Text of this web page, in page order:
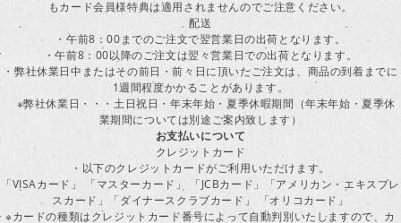
もカード会員様特典は適用されませんのでご注意ください。
配送
・午前8：00までのご注文で翌営業日の出荷となります。
・午前8：00以降のご注文は翌々営業日での出荷となります。
・弊社休業日中またはその前日・前々日に頂いたご注文は、商品の到着までに
1週間程度かかることがあります。
※弊社休業日・・・土日祝日・年末年始・夏季休暇期間（年末年始・夏季休
業期間については別途ご案内致します）
お支払いについて
クレジットカード
・以下のクレジットカードがご利用いただけます。
「VISAカード」 「マスターカード」 「JCBカード」「アメリカン・エキスプレ
スカード」「ダイナースクラブカード」 「オリコカード」
※カードの種類はクレジットカード番号によって自動判別いたしますので、カ